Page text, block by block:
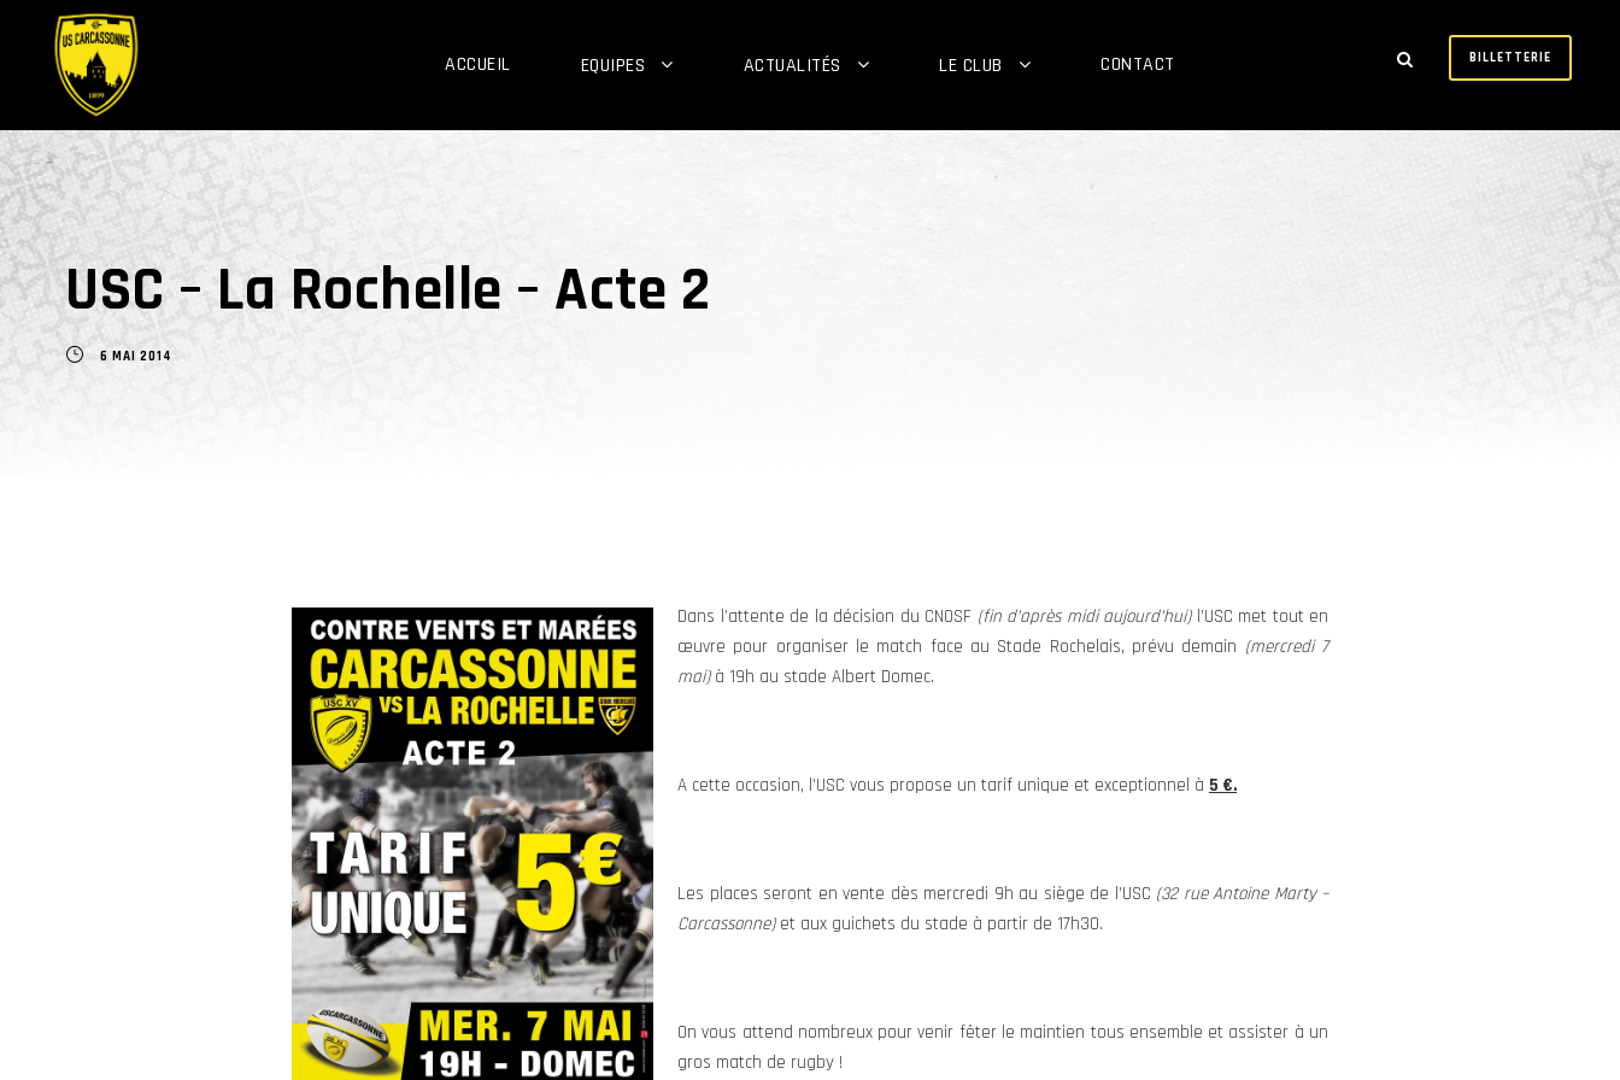
ACCUEIL EQUIPES ACTUALITÉS LE CLUB CONTACT BILLETTERIE
USC – La Rochelle – Acte 2
6 MAI 2014
Dans l’attente de la décision du CNOSF (fin d’après midi aujourd’hui)l’USC met tout en
œuvre pour organiser le match face au Stade Rochelais, prévu demain (mercredi 7
mai)à 19h au stade Albert Domec.
A cette occasion, l’USC vous propose un tarif unique et exceptionnel à 5 €.
Les places seront en vente dès mercredi 9h au siège de l’USC (32 rue Antoine Marty –
Carcassonne)et aux guichets du stade à partir de 17h30.
On vous attend nombreux pour venir fêter le maintien tous ensemble et assister à un
gros match de rugby !